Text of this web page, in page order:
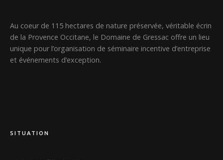
Au coeur de 115 hectares de nature préservée, véritable écrin
de la Provence Occitane, le Domaine de Gressac offre un lieu
unique pour l’organisation de séminaire incentive d’entreprise
et événements d’exception.
SITUATION